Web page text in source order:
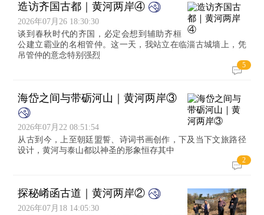
造访齐国古都｜黄河两岸④
2026年07月26 18:30:30
谈到春秋时代的齐国，必定会想到辅助齐桓
公建立霸业的名相管仲。这一天，我站立在临淄古城墙上，凭
吊管仲的意念特别强烈
5
海岱之间与带砺河山｜黄河两岸③
2026年07月22 08:51:54
从古到今，上至朝廷盟誓、诗词书画创作，下及当下文旅路径
设计，黄河与泰山都以神圣的形象恒存其中
2
探秘崤函古道｜黄河两岸②
2026年07月18 14:05:30